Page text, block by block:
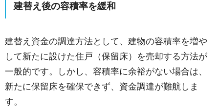
建替え後の容積率を緩和
建替え資金の調達方法として、建物の容積率を増や
して新たに設けた住戸（保留床）を売却する方法が
一般的です。しかし、容積率に余裕がない場合は、
新たに保留床を確保できず、資金調達が難航しま
す。